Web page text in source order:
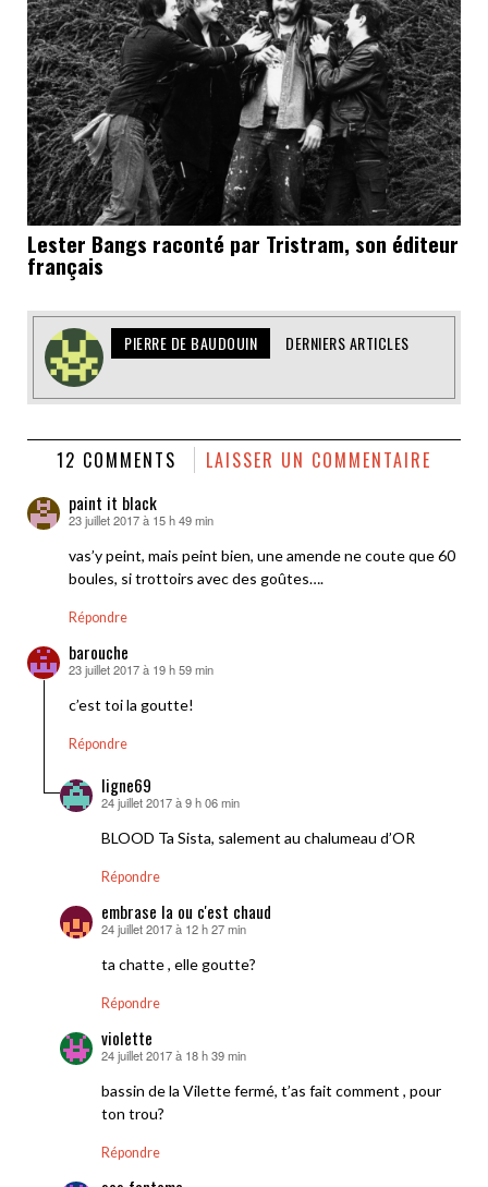
Lester Bangs raconté par Tristram, son éditeur
français
PIERRE DE BAUDOUIN DERNIERS ARTICLES
12 COMMENTS LAISSER UN COMMENTAIRE
paint it black
dit :
23 juillet 2017 à 15 h 49 min
vas’y peint, mais peint bien, une amende ne coute que 60
boules, si trottoirs avec des goûtes….
Répondre
barouche
dit :
23 juillet 2017 à 19 h 59 min
c’est toi la goutte!
Répondre
ligne69
dit :
24 juillet 2017 à 9 h 06 min
BLOOD Ta Sista, salement au chalumeau d’OR
Répondre
embrase la ou c'est chaud
dit :
24 juillet 2017 à 12 h 27 min
ta chatte , elle goutte?
Répondre
violette
dit :
24 juillet 2017 à 18 h 39 min
bassin de la Vilette fermé, t’as fait comment , pour
ton trou?
Répondre